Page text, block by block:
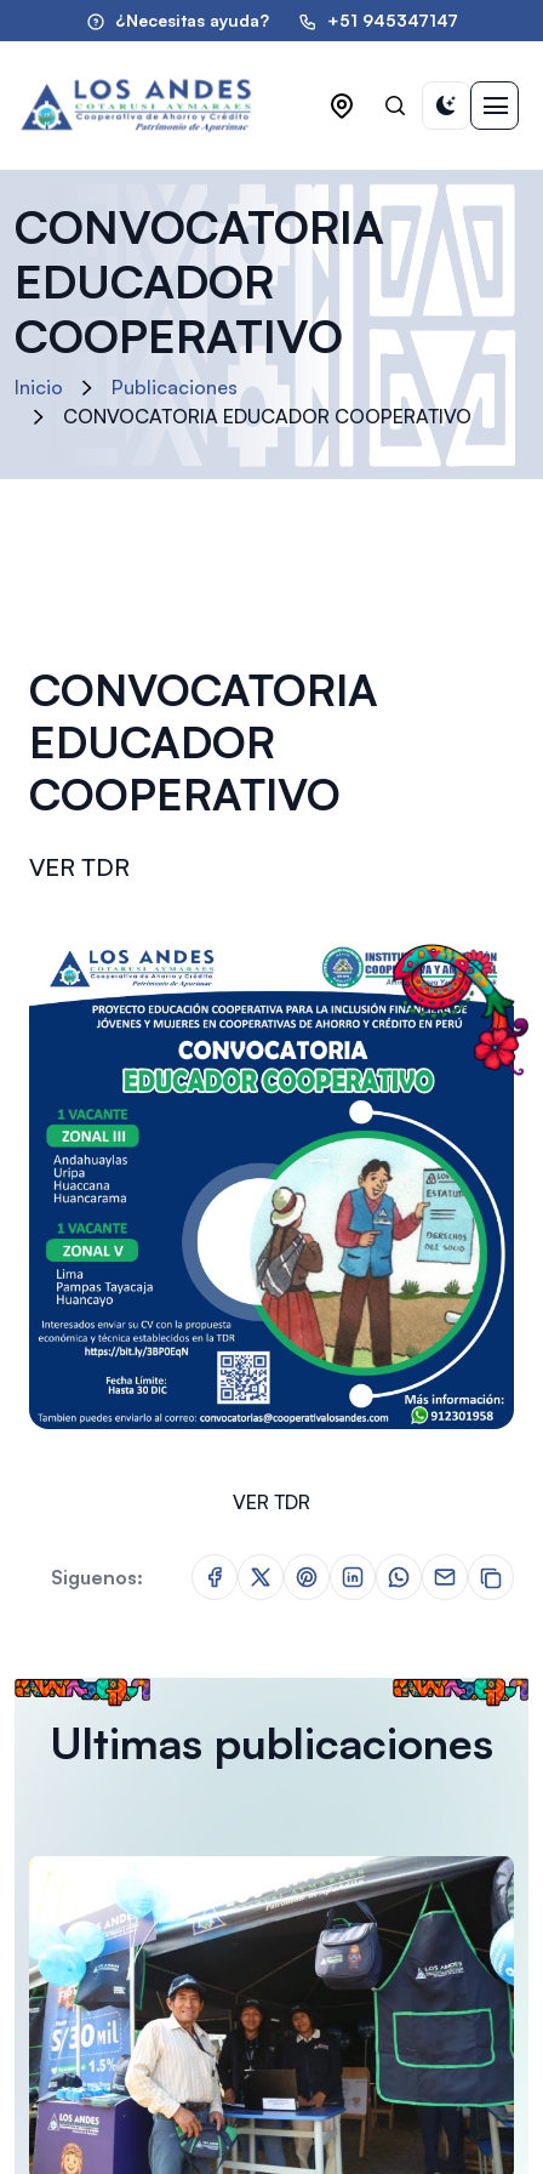
¿Necesitas ayuda? +51 945347147
CONVOCATORIA
EDUCADOR
COOPERATIVO
Inicio
Publicaciones
CONVOCATORIA EDUCADOR COOPERATIVO
CONVOCATORIA
EDUCADOR
COOPERATIVO
VER TDR
VER TDR
Siguenos:
Ultimas publicaciones